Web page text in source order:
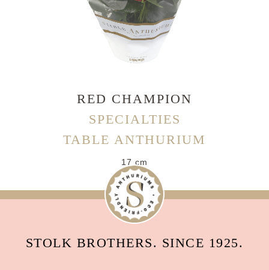
RED CHAMPION
SPECIALTIES
TABLE ANTHURIUM
17 cm
STOLK BROTHERS. SINCE 1925.